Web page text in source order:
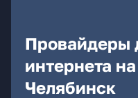
Провайдеры
интернета
Челябинск